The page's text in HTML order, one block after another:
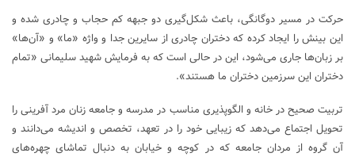
حرکت در مسیر دوگانگی، باعث شکل‌گیری دو جبهه کم حجاب و چادری شده و
این بینش را ایجاد کرده که دختران چادری از سایرین جدا و واژه «ما» و «آن‌ها»
بر زبان‌ها جاری می‌شود، این در حالی است که به فرمایش شهید سلیمانی «تمام
دختران این سرزمین دختران ما هستند».
تربیت صحیح در خانه و الگوپذیری مناسب در مدرسه و جامعه زنان مرد آفرینی را
تحویل اجتماع می‌دهد که زیبایی خود را در تعهد، تخصص و اندیشه می‌دانند و
آن گروه از مردان جامعه که در کوچه و خیابان به دنبال تماشای چهره‌های